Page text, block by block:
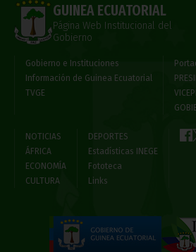
GUINEA ECUATORIAL
Página Web Institucional del
Gobierno
Gobierno e Instituciones
Información de Guinea Ecuatorial
TVGE
NOTICIAS
ÁFRICA
ECONOMÍA
CULTURA
DEPORTES
Estadísticas INEGE
Fototeca
Links